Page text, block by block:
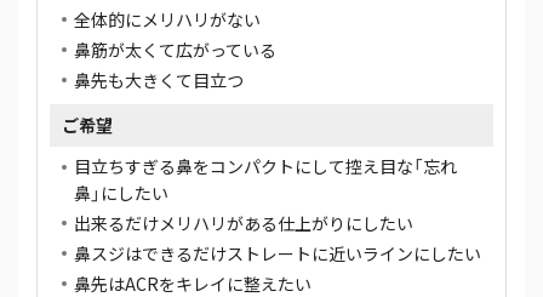
全体的にメリハリがない
鼻筋が太くて広がっている
鼻先も大きくて目立つ
ご希望
目立ちすぎる鼻をコンパクトにして控え目な「忘れ
鼻」にしたい
出来るだけメリハリがある仕上がりにしたい
鼻スジはできるだけストレートに近いラインにしたい
鼻先はACRをキレイに整えたい